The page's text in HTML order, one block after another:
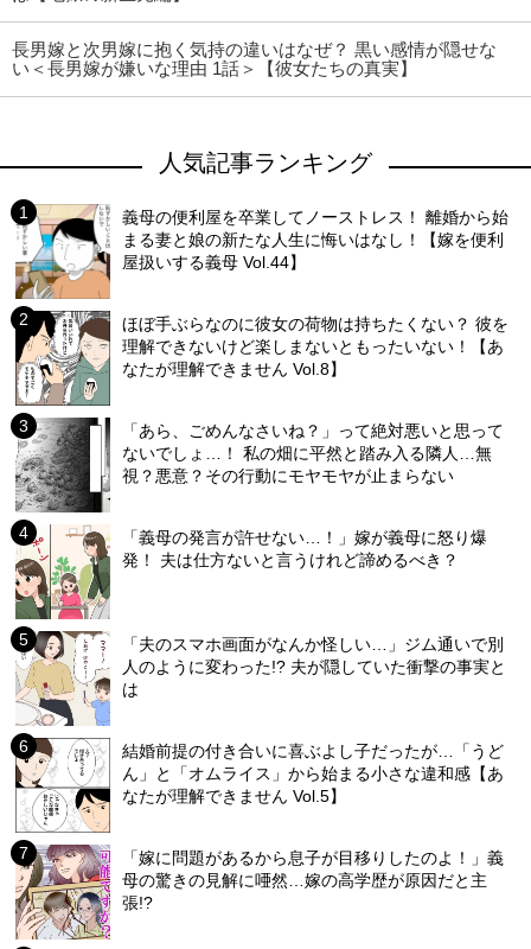
長男嫁と次男嫁に抱く気持の違いはなぜ？ 黒い感情が隠せな
い＜長男嫁が嫌いな理由 1話＞【彼女たちの真実】
人気記事ランキング
義母の便利屋を卒業してノーストレス！ 離婚から始
まる妻と娘の新たな人生に悔いはなし！【嫁を便利
屋扱いする義母 Vol.44】
ほぼ手ぶらなのに彼女の荷物は持ちたくない？ 彼を
理解できないけど楽しまないともったいない！【あ
なたが理解できません Vol.8】
「あら、ごめんなさいね？」って絶対悪いと思って
ないでしょ…！ 私の畑に平然と踏み入る隣人…無
視？悪意？その行動にモヤモヤが止まらない
「義母の発言が許せない…！」嫁が義母に怒り爆
発！ 夫は仕方ないと言うけれど諦めるべき？
「夫のスマホ画面がなんか怪しい…」ジム通いで別
人のように変わった!? 夫が隠していた衝撃の事実と
は
結婚前提の付き合いに喜ぶよし子だったが…「うど
ん」と「オムライス」から始まる小さな違和感【あ
なたが理解できません Vol.5】
「嫁に問題があるから息子が目移りしたのよ！」義
母の驚きの見解に唖然…嫁の高学歴が原因だと主
張!?